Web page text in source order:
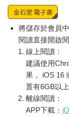
將儲存於會員
閱讀直接開啟閱
線上閱讀：
建議使用
果， iOS 16
置有6GB以
離線閱讀：
APP下載：